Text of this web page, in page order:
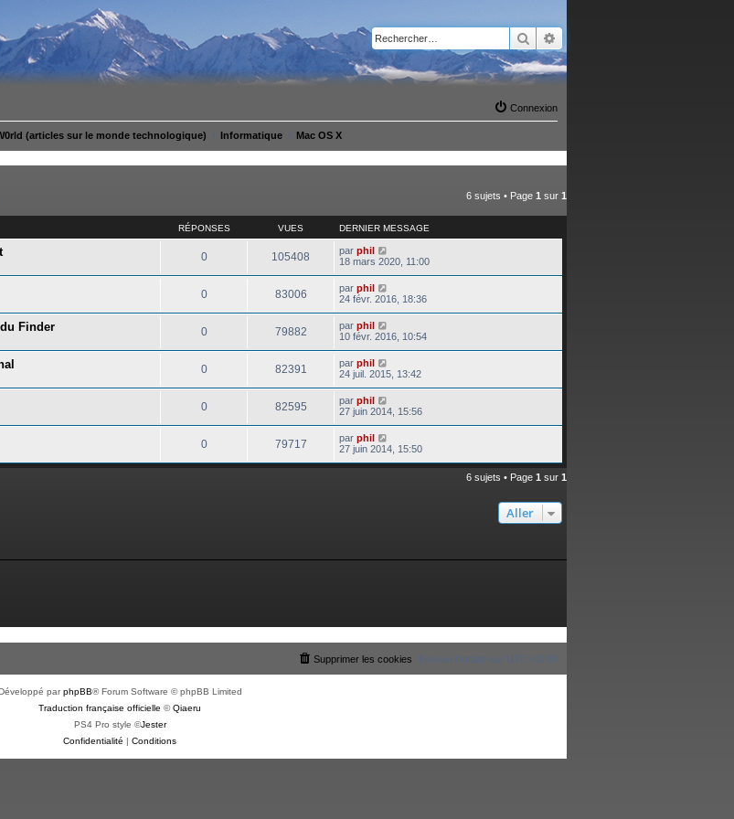
Rechercher
Connexion
(articles sur le monde technologique) Informatique Mac OS X
6 sujets • Page 1 sur 1
RÉPONSES VUES DERNIER MESSAGE
0 105408 par phil
18 mars 2020, 11:00
0 83006 par phil
24 févr. 2016, 18:36
Finder 0 79882 par phil
10 févr. 2016, 10:54
0 82391 par phil
24 juil. 2015, 13:42
0 82595 par phil
27 juin 2014, 15:56
0 79717 par phil
27 juin 2014, 15:50
6 sujets • Page 1 sur 1
Aller
Fuseau horaire sur UTC+02:00
Supprimer les cookies
parphpBB® Forum Software © phpBB Limited
Traduction française officielle ©Qiaeru
PS4 Pro style ©Jester
Confidentialité | Conditions